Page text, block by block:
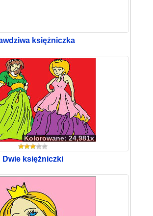
księżniczka
Kolorowane: 24,981x
Dwie księżniczki